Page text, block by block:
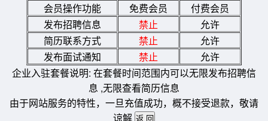
会员操作功能
免费会员
付费会员
发布招聘信息
禁止
允许
简历联系方式
禁止
允许
发布面试通知
禁止
允许
企业入驻套餐说明: 在套餐时间范围内可以无限发布招聘信
息 ,无限查看简历信息
由于网站服务的特性，一旦充值成功，概不接受退款，敬请
谅解